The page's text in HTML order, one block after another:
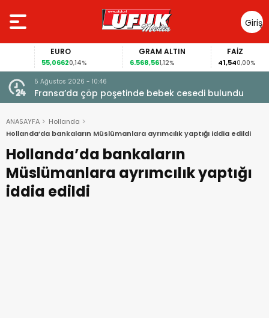
Giriş
Yap
EURO
55,06620,14%
GRAM ALTIN
6.568,561,12%
FAİZ
41,54 0,00%
5 Ağustos 2026 - 10:46
Fransa’da çöp poşetinde bebek cesedi bulundu
ANASAYFA
Hollanda
Hollanda’da bankaların Müslümanlara ayrımcılık yaptığı iddia edildi
Hollanda’da bankaların
Müslümanlara ayrımcılık yaptığı
iddia edildi